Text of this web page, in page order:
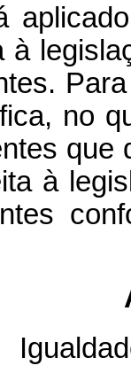
à
no
que
à